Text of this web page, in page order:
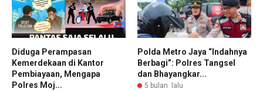
Diduga Perampasan
Kemerdekaan di Kantor
Pembiayaan, Mengapa
Polres Moj...
Polda Metro Jaya “Indahnya
Berbagi”: Polres Tangsel
dan Bhayangkar...
5 bulan lalu